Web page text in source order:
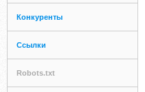
Конкуренты
Ссылки
Robots.txt